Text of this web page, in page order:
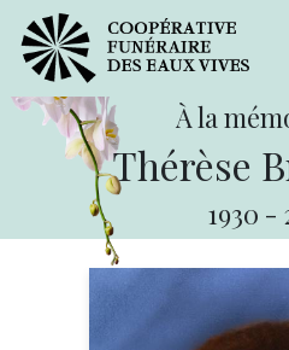
À la
Thérèse
1930 -